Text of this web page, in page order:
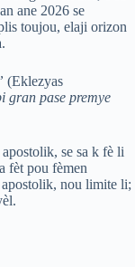
ane 2026 se
toujou, elaji orizon
(Eklezyas
gran pase premye
se sa k fè li
fèt pou fèmen
nou limite li;